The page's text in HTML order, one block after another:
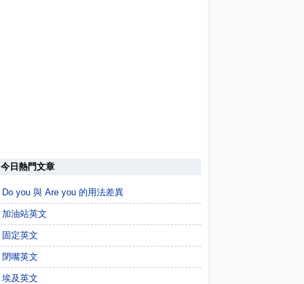
今日熱門文章
Do you 與 Are you 的用法差異
加油站英文
固定英文
閉嘴英文
埃及英文